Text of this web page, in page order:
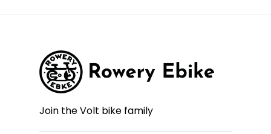
Join the Volt bike family